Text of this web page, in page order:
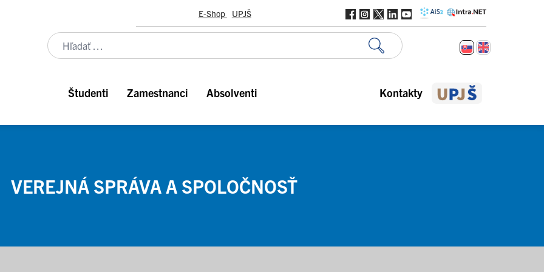
E-Shop UPJŠ
Študenti Zamestnanci Absolventi Kontakty
VEREJNÁ SPRÁVA A SPOLOČNOSŤ